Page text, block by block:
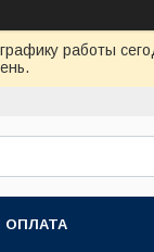
работы
ОПЛАТА